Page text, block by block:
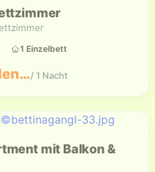
1 Einzelbett
/ 1 Nacht
mit Balkon &